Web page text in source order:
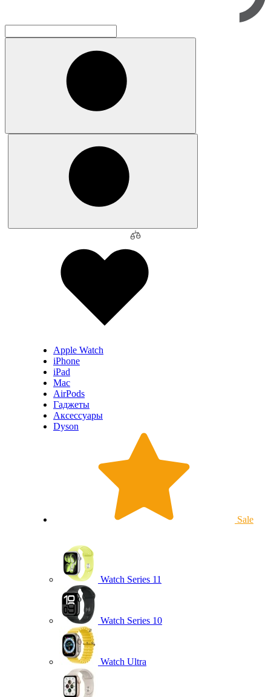
Apple Watch
iPhone
iPad
Mac
AirPods
Гаджеты
Аксессуары
Dyson
Sale
Watch Series 11
Watch Series 10
Watch Ultra